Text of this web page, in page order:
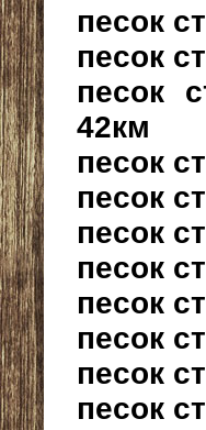
песок
песок
песок
42км
песок
песок
песок
песок
песок
песок
песок
песок